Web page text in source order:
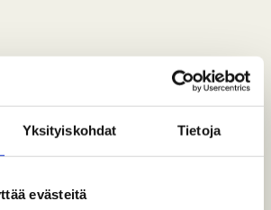
Yksityiskohdat Tietoja
evästeitä